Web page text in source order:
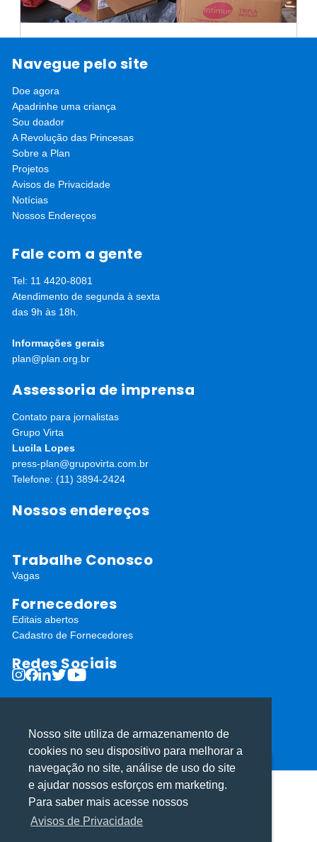
Utilizamos cookies para oferecer melhor
experiência, melhorar o desempenho, analisar
como você interage em nosso site e
personalizar conteúdo.
Utilizamos cookies para oferecer melhor
experiência, melhorar o desempenho, analisar
como você interage em nosso site e
personalizar conteúdo.
Plan International Brasil promove
abaixo-assinado por dignidade
menstrual
Abaixo-assinado está entre as ações do projeto
Escola de Liderança para Meninas na Bahia
saiba mais
Navegue pelo site
Doe agora
Apadrinhe uma criança
Sou doador
A Revolução das Princesas
Sobre a Plan
Projetos
Avisos de Privacidade
Notícias
Nossos Endereços
Fale com a gente
Tel: 11 4420-8081
Atendimento de segunda à sexta
das 9h às 18h.
Informações gerais
plan@plan.org.br
Assessoria de imprensa
Contato para jornalistas
Grupo Virta
Lucila Lopes
press-plan@grupovirta.com.br
Telefone: (11) 3894-2424
Nossos endereços
Trabalhe Conosco
Vagas
Fornecedores
Editais abertos
Cadastro de Fornecedores
Redes Sociais
ⓒ Todos os direitos reservados I Desenvolvido porApiki WordPress
Nosso site utiliza de armazenamento de
cookies no seu dispositivo para melhorar a
navegação no site, análise de uso do site
e ajudar nossos esforços em marketing.
Para saber mais acesse nossos
Avisos de Privacidade